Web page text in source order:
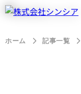
ホーム 記事一覧